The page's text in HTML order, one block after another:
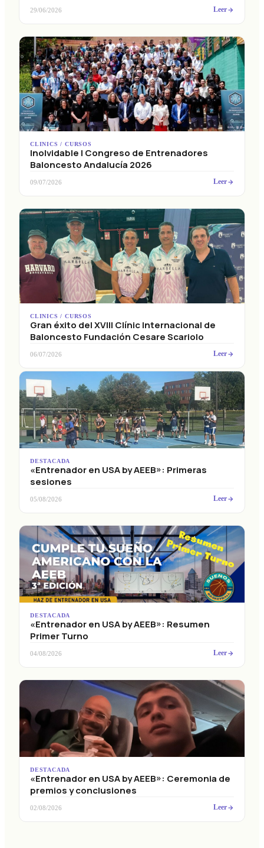
29/06/2026 Leer
CLINICS / CURSOS
Inolvidable I Congreso de Entrenadores
Baloncesto Andalucía 2026
09/07/2026 Leer
CLINICS / CURSOS
Gran éxito del XVIII Clínic Internacional de
Baloncesto Fundación Cesare Scariolo
06/07/2026 Leer
DESTACADA
«Entrenador en USA by AEEB»: Primeras
sesiones
05/08/2026 Leer
DESTACADA
«Entrenador en USA by AEEB»: Resumen
Primer Turno
04/08/2026 Leer
DESTACADA
«Entrenador en USA by AEEB»: Ceremonia de
premios y conclusiones
02/08/2026 Leer